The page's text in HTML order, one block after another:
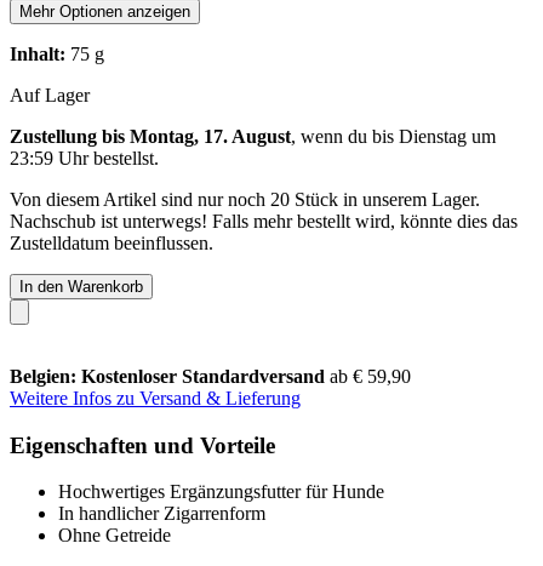
Mehr Optionen anzeigen
Inhalt: 75 g
Auf Lager
Zustellung bis Montag, 17. August, wenn du bis Dienstag um
23:59 Uhrbestellst.
Von diesem Artikel sind nur noch 20 Stück in unserem Lager.
Nachschub ist unterwegs! Falls mehr bestellt wird, könnte dies das
Zustelldatum beeinflussen.
In den Warenkorb
Belgien: Kostenloser Standardversand ab € 59,90
Weitere Infos zu Versand & Lieferung
Eigenschaften und Vorteile
Hochwertiges Ergänzungsfutter für Hunde
In handlicher Zigarrenform
Ohne Getreide